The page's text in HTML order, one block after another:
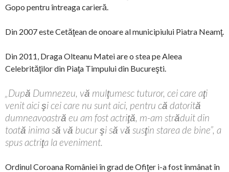
Gopo pentru întreaga carieră.
Din 2007 este Cetăţean de onoare al municipiului Piatra Neamţ.
Din 2011, Draga Olteanu Matei are o stea pe Aleea
Celebrităţilor din Piaţa Timpului din Bucureşti.
„După Dumnezeu, vă mulţumesc tuturor, cei care aţi
venit aici şi cei care nu sunt aici, pentru că datorită
dumneavoastră eu am fost actriţă, m-am străduit din
toată inima să vă bucur şi să vă susţin starea de bine”, a
spus actriţa la eveniment.
Ordinul Coroana României în grad de Ofiţer i-a fost înmânat în